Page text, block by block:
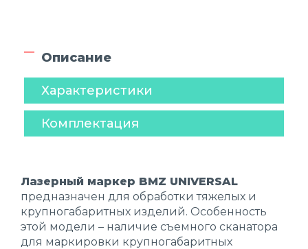
Описание
Характеристики
Комплектация
Лазерный маркер BMZ UNIVERSAL
предназначен для обработки тяжелых и
крупногабаритных изделий. Особенность
этой модели – наличие съемного сканатора
для маркировки крупногабаритных